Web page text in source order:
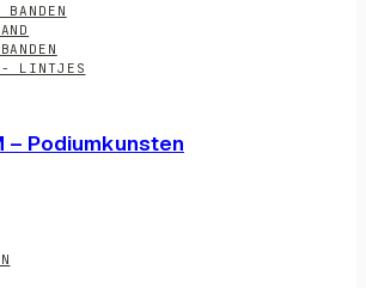
BANDEN
- LINTJES
– Podiumkunsten